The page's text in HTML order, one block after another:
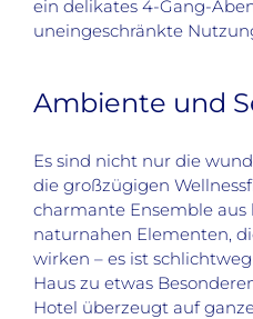
ein delikates 4-Gang-
uneingeschränkte
Ambiente und
Es sind nicht nur die
die großzügigen
charmante Ensemble aus
naturnahen Elementen,
wirken – es ist
Haus zu etwas
Hotel überzeugt auf